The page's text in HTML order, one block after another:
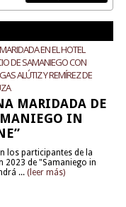
EN EL HOTEL
DE SAMANIEGO CON
ALÚTIZ Y REMÍREZ DE
MARIDADA DE
IN
los participantes de la
2023 de "Samaniego in
... (leer más)